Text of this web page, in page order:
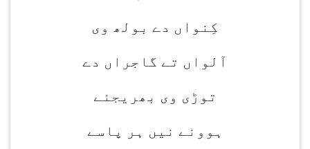
کِنواں دے بولھ وی
آلواں تے گاجراں دے
توڑی وی بھریجنے
ہوونے نیں ہر پاسے